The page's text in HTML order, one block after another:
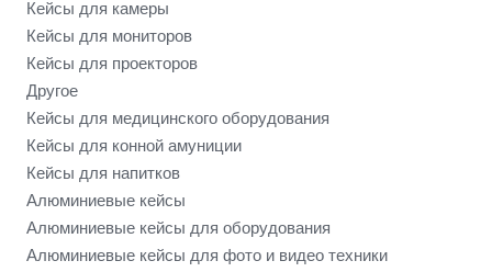
Кейсы для камеры
Кейсы для мониторов
Кейсы для проекторов
Другое
Кейсы для медицинского оборудования
Кейсы для конной амуниции
Кейсы для напитков
Алюминиевые кейсы
Алюминиевые кейсы для оборудования
Алюминиевые кейсы для фото и видео техники